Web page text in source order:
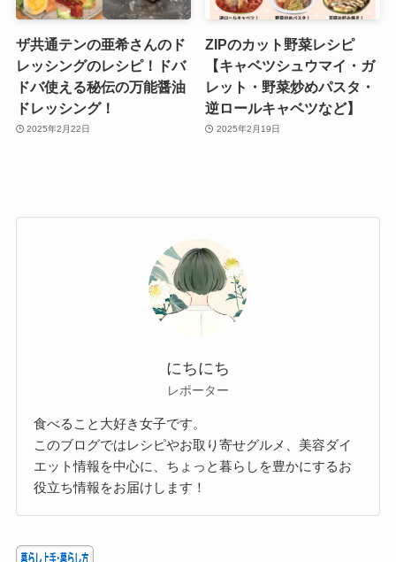
ザ共通テンの亜希さんのド
レッシングのレシピ！ドバ
ドバ使える秘伝の万能醤油
ドレッシング！
2025年2月22日
ZIPのカット野菜レシピ
【キャベツシュウマイ・ガ
レット・野菜炒めパスタ・
逆ロールキャベツなど】
2025年2月19日
にちにち
レポーター
食べること大好き女子です。
このブログではレシピやお取り寄せグルメ、美容ダイ
エット情報を中心に、ちょっと暮らしを豊かにするお
役立ち情報をお届けします！